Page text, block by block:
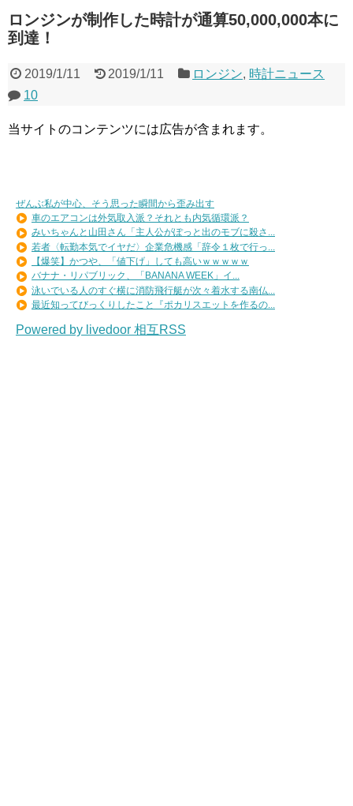
ロンジンが制作した時計が通算50,000,000本に
到達！
2019/1/11 2019/1/11 ロンジン, 時計ニュース
10
当サイトのコンテンツには広告が含まれます。
ぜんぶ私が中心、そう思った瞬間から歪み出す
車のエアコンは外気取入派？それとも内気循環派？
みいちゃんと山田さん「主人公がぽっと出のモブに殺さ...
若者〈転勤本気でイヤだ〉企業危機感「辞令１枚で行っ...
【爆笑】かつや、「値下げ」しても高いｗｗｗｗｗ
バナナ・リパブリック、「BANANA WEEK」イ...
泳いでいる人のすぐ横に消防飛行艇が次々着水する南仏...
最近知ってびっくりしたこと『ポカリスエットを作るの...
Powered by livedoor 相互RSS